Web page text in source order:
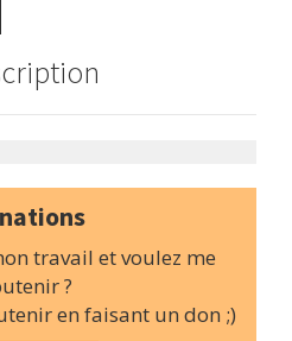
travail et voulez me
?
en faisant un don ;)